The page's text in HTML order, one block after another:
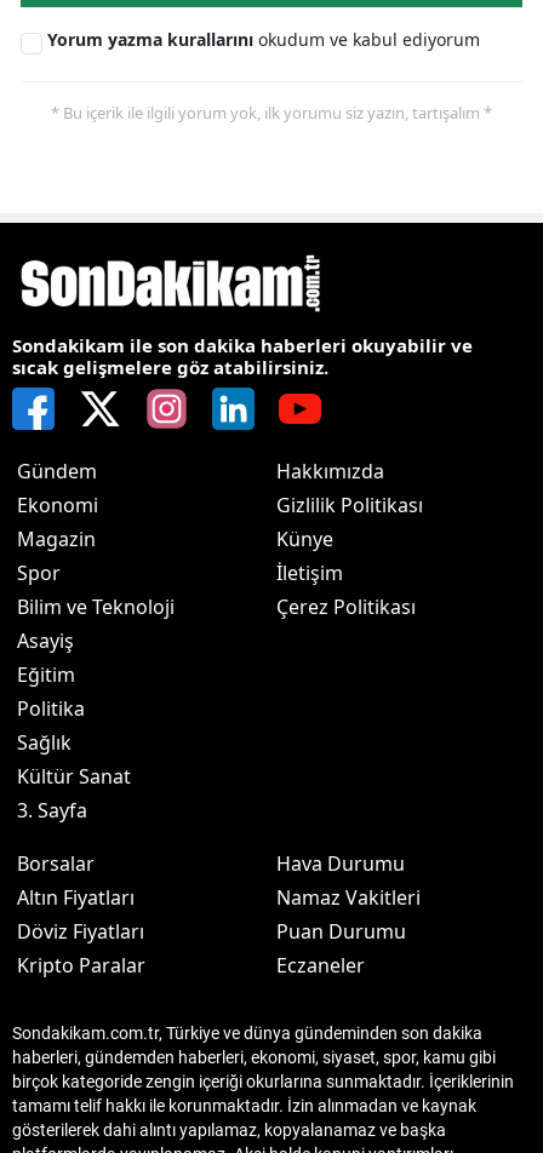
Yorum yazma kurallarını okudum ve kabul ediyorum
* Bu içerik ile ilgili yorum yok, ilk yorumu siz yazın, tartışalım *
Sondakikam ile son dakika haberleri okuyabilir ve
sıcak gelişmelere göz atabilirsiniz.
Gündem
Ekonomi
Magazin
Spor
Bilim ve Teknoloji
Asayiş
Eğitim
Politika
Sağlık
Kültür Sanat
3. Sayfa
Hakkımızda
Gizlilik Politikası
Künye
İletişim
Çerez Politikası
Borsalar
Altın Fiyatları
Döviz Fiyatları
Kripto Paralar
Hava Durumu
Namaz Vakitleri
Puan Durumu
Eczaneler
Sondakikam.com.tr, Türkiye ve dünya gündeminden son dakika
haberleri, gündemden haberleri, ekonomi, siyaset, spor, kamu gibi
birçok kategoride zengin içeriği okurlarına sunmaktadır. İçeriklerinin
tamamı telif hakkı ile korunmaktadır. İzin alınmadan ve kaynak
gösterilerek dahi alıntı yapılamaz, kopyalanamaz ve başka